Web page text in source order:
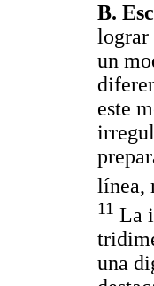
B.
lograr
un
este
línea,
11 La
una